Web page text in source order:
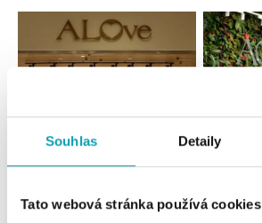
Souhlas Detaily
Tato webová stránka používá cookies
Všechny Česko Slovensko